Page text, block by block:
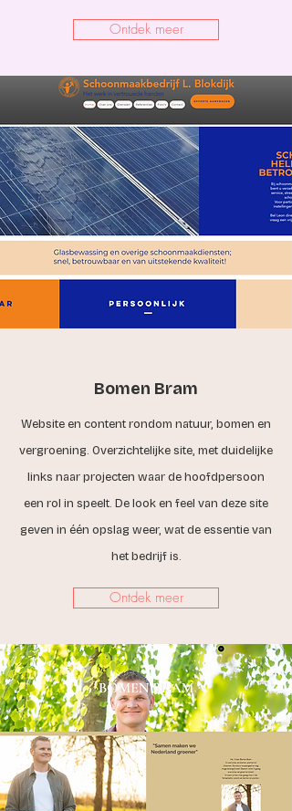
Ontdek meer
Bomen Bram
Website en content rondom natuur, bomen en
vergroening. Overzichtelijke site, met duidelijke
links naar projecten waar de hoofdpersoon
een rol in speelt. De look en feel van deze site
geven in één opslag weer, wat de essentie van
het bedrijf is.
Ontdek meer